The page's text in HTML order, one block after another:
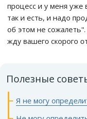
процесс и у меня уже
так и есть, и надо
об этом не
жду вашего скорого
Полезные
Я не могу